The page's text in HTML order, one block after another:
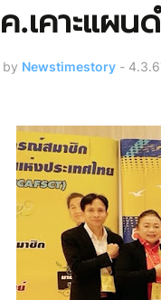
.เคาะแผน
by Newstimestory -